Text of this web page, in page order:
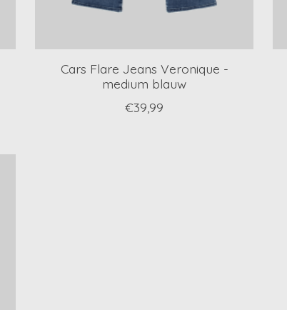
Cars Flare Jeans Veronique -
medium blauw
€39,99